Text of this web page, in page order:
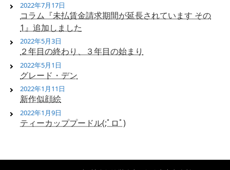
コラム『未払賃金請求期間が延長されています その
1』追加しました
2022年7月17日
２年目の終わり、３年目の始まり
2022年5月3日
グレード・デン
2022年5月1日
新作似顔絵
2022年1月11日
ティーカッププードル(;ﾟロﾟ)
2022年1月9日